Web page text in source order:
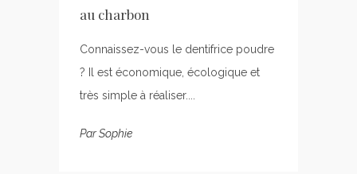
au charbon
Connaissez-vous le dentifrice poudre
? Il est économique, écologique et
très simple à réaliser....
ParSophie